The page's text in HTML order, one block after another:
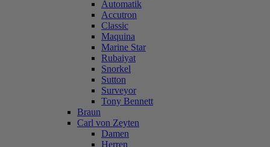
Automatik
Accutron
Classic
Maquina
Marine Star
Rubaiyat
Snorkel
Sutton
Surveyor
Tony Bennett
Braun
Carl von Zeyten
Damen
Herren